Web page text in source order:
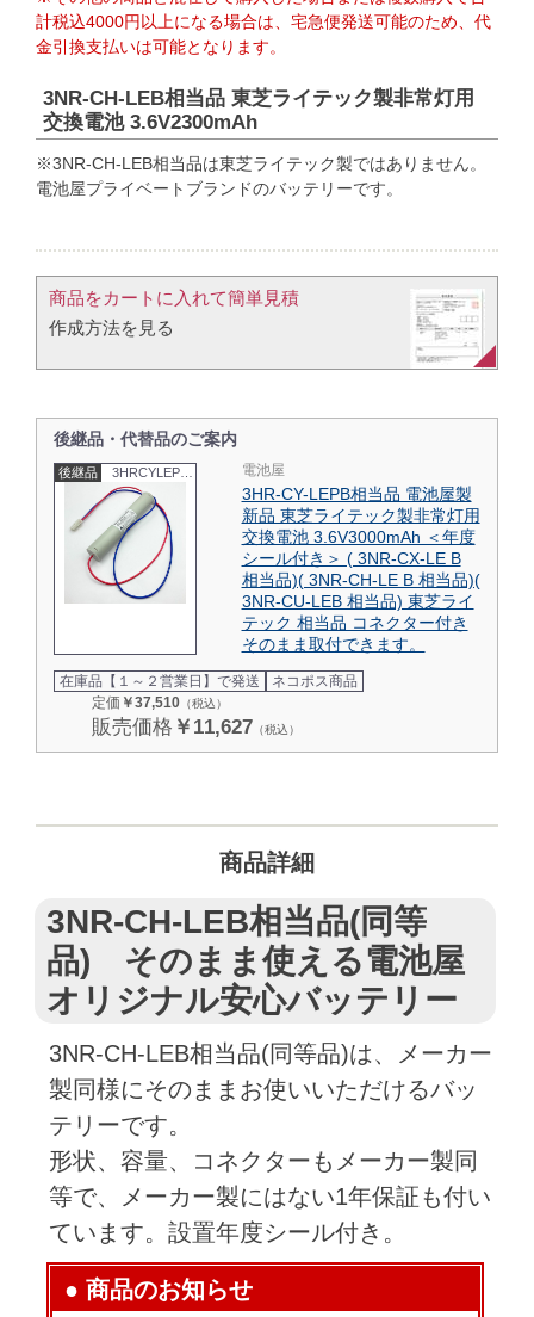
計税込4000円以上になる場合は、宅急便発送可能のため、代
金引換支払いは可能となります。
3NR-CH-LEB相当品 東芝ライテック製非常灯用
交換電池 3.6V2300mAh
※3NR-CH-LEB相当品は東芝ライテック製ではありません。
電池屋プライベートブランドのバッテリーです。
商品をカートに入れて簡単見積​
作成方法を見る​​
後継品・代替品のご案内
後継品 電池屋
3HR-CY-LEPB相当品 電池屋製
新品 東芝ライテック製非常灯用
交換電池 3.6V3000mAh ＜年度
シール付き＞ ( 3NR-CX-LE B
相当品)( 3NR-CH-LE B 相当品)(
3NR-CU-LEB 相当品) 東芝ライ
テック 相当品 コネクター付き
そのまま取付できます。
在庫品【１～２営業日】で発送
ネコポス商品
定価 ￥37,510 （税込）
販売価格 ￥11,627 （税込）
商品詳細
3NR-CH-LEB相当品(同等
品) そのまま使える電池屋
オリジナル安心バッテリー
3NR-CH-LEB相当品(同等品)は、メーカー
製同様にそのままお使いいただけるバッ
テリーです。
形状、容量、コネクターもメーカー製同
等で、メーカー製にはない1年保証も付い
ています。設置年度シール付き。
● 商品のお知らせ